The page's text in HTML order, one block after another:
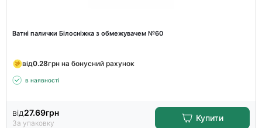
Ватні палички Білосніжка з обмежувачем №60
від0.28грн на бонусний рахунок
в наявності
від27.69грн
За упаковку
Купити